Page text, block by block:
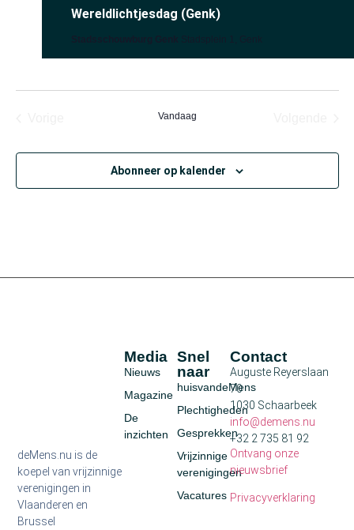
Wereldlichtjesdag (Genk)
Vandaag
Abonneer op kalender
deMens.nu is de
koepel van vrijzinnige
verenigingen in
Vlaanderen en
Brussel
Snel
naar
huisvandeMens
Plechtigheden
Gesprekken
Vrijzinnige
verenigingen
Vacatures
Media
Nieuws
Magazine
De
inzichten
Contact
Auguste Reyerslaan
70
1030 Schaarbeek
info@demens.nu
+32 2 735 81 92
Ontvang onze
nieuwsbrief
Privacyverklaring